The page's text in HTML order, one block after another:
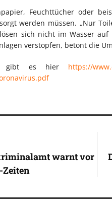
Feuchttücher oder
werden müssen. „Nur
sich nicht im Wasser
verstopfen, betont die
gibt es hier https://
warnt vor
Zeiten